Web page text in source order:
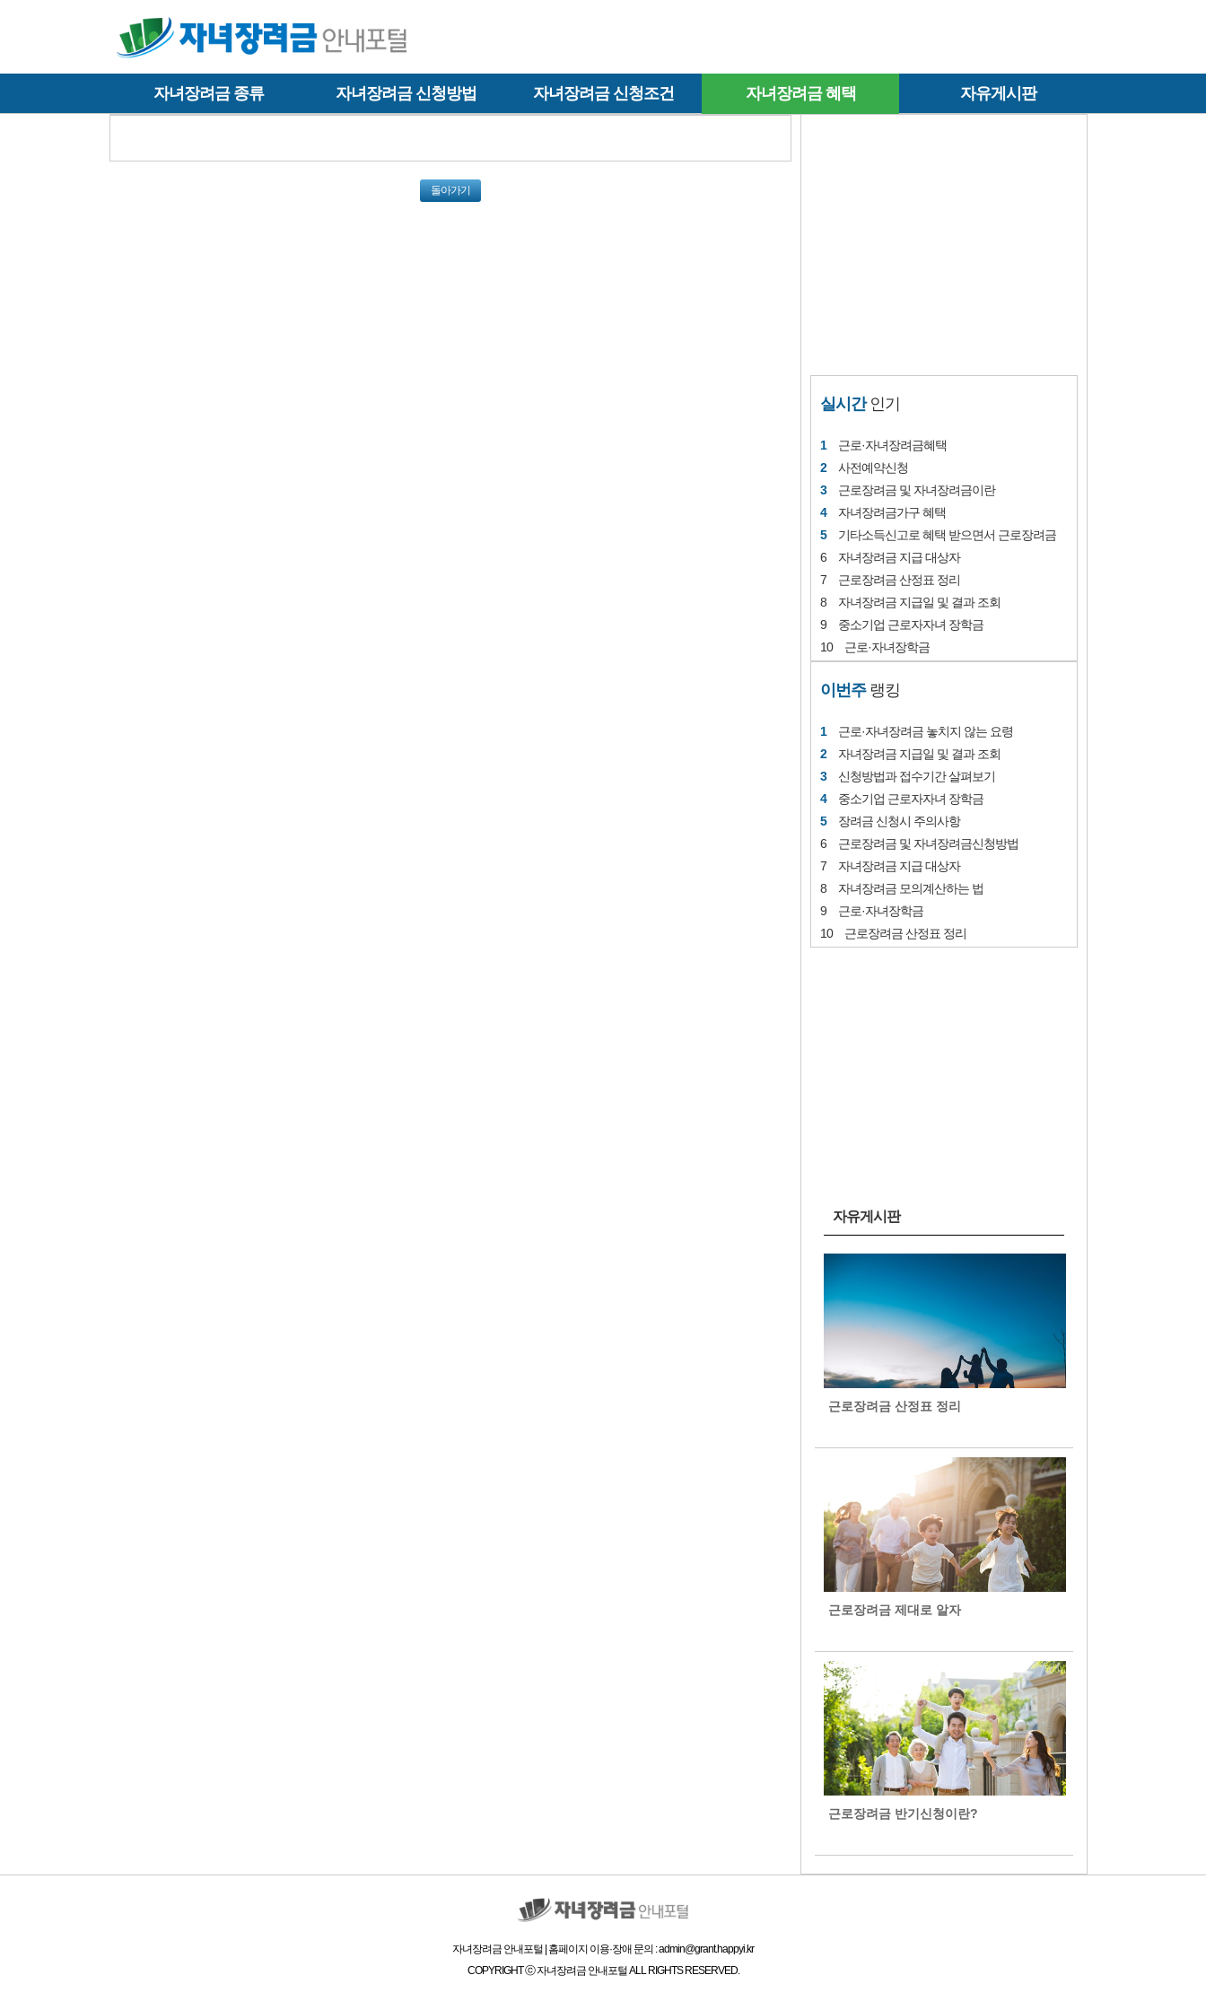
자녀장려금 종류 자녀장려금 신청방법 자녀장려금 신청조건 자녀장려금 혜택 자유게시판
돌아가기
실시간인기
근로·자녀장려금혜택
사전예약신청
근로장려금 및 자녀장려금이란
자녀장려금가구 혜택
기타소득신고로 혜택 받으면서 근로장려금
자녀장려금 지급 대상자
근로장려금 산정표 정리
자녀장려금 지급일 및 결과 조회
중소기업 근로자자녀 장학금
근로·자녀장학금
이번주랭킹
근로·자녀장려금 놓치지 않는 요령
자녀장려금 지급일 및 결과 조회
신청방법과 접수기간 살펴보기
중소기업 근로자자녀 장학금
장려금 신청시 주의사항
근로장려금 및 자녀장려금신청방법
자녀장려금 지급 대상자
자녀장려금 모의계산하는 법
근로·자녀장학금
근로장려금 산정표 정리
자유게시판
근로장려금 산정표 정리
근로장려금 제대로 알자
근로장려금 반기신청이란?
자녀장려금 안내포털 | 홈페이지 이용·장애 문의 : admin@grant.happyi.kr
COPYRIGHT ⓒ 자녀장려금 안내포털 ALL RIGHTS RESERVED.